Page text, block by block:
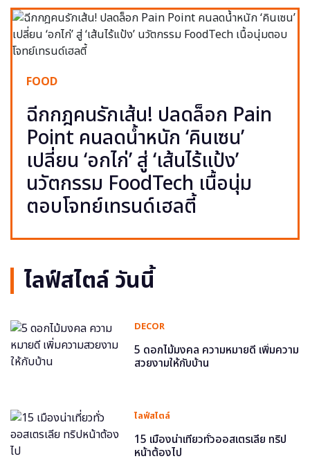
FOOD
ฉีกกฎคนรักเส้น! ปลดล็อก Pain
Point คนลดน้ำหนัก ‘คินเซน’
เปลี่ยน ‘อกไก่’ สู่ ‘เส้นไร้แป้ง’
นวัตกรรม FoodTech เนื้อนุ่ม
ตอบโจทย์เทรนด์เฮลตี้
ไลฟ์สไตล์ วันนี้
DECOR
5 ดอกไม้มงคล ความหมายดี เพิ่มความ
สวยงามให้กับบ้าน
ไลฟ์สไตล์
15 เมืองน่าเที่ยวทั่วออสเตรเลีย ทริป
หน้าต้องไป